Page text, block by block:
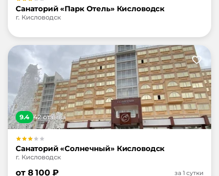
Санаторий «Парк Отель» Кисловодск
г. Кисловодск
9.4 42отзыва
Санаторий «Солнечный» Кисловодск
г. Кисловодск
от 8 100 ₽ за 1 сутки